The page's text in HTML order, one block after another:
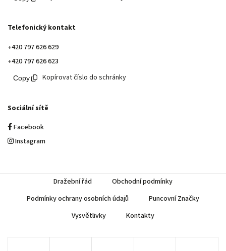
Telefonický kontakt
+420 797 626 629
+420 797 626 623
Kopírovat číslo do schránky
Sociální sítě
Facebook
Instagram
Dražební řád
Obchodní podmínky
Podmínky ochrany osobních údajů
Puncovní Značky
Vysvětlivky
Kontakty